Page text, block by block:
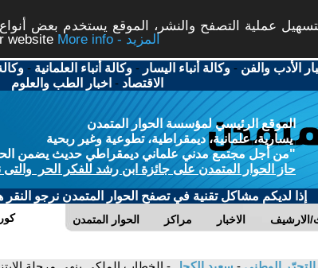
عملية التصفح والنشر، الموقع يستخدم بعض
website
More info - المزيد
الأدب والفن -وكالة أنباء اليسار -وكالة أنباء العلمانية -
الاقتصاد - اخبار الطب والعلوم
الموقع الرئيسي لمؤسسة الحوار المتمدن
يسارية، علمانية، ديمقراطية، تطوعية وغير ربحية
"من أجل مجتمع مدني علماني ديمقراطي حديث يضمن
حاز الحوار المتمدن على جائزة ابن رشد للفكر الحر والتى
إذا لديكم مشاكل تقنية في تصفح الحوار المتمدن نرجو النقر
الحوار المتمدن مراكز الاخبار الارشيف